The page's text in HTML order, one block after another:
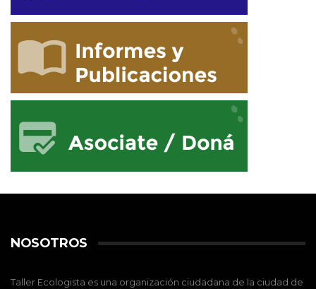
NOSOTROS
Taller Ecologista es una organización ciudadana de la ciudad de